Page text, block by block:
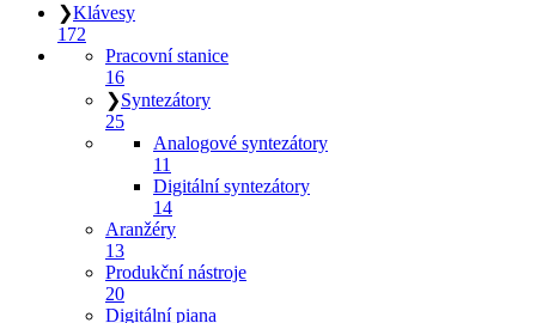
❯Klávesy
172
Pracovní stanice
16
❯Syntezátory
25
Analogové syntezátory
11
Digitální syntezátory
14
Aranžéry
13
Produkční nástroje
20
Digitální piana